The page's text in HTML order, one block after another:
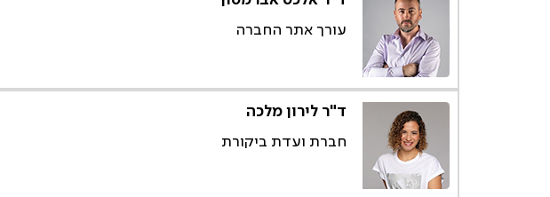
עורך אתר החברה
ד"ר לירון מלכה
חברת ועדת ביקורת